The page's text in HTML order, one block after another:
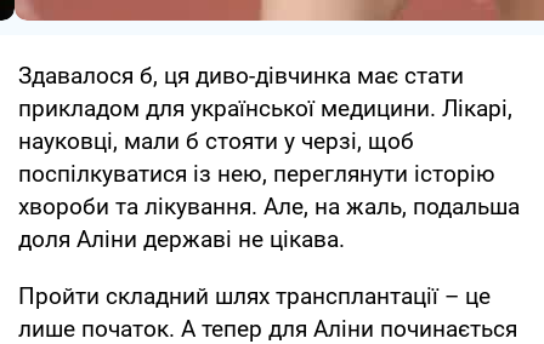
Здавалося б, ця диво-дівчинка має стати
прикладом для української медицини. Лікарі,
науковці, мали б стояти у черзі, щоб
поспілкуватися із нею, переглянути історію
хвороби та лікування. Але, на жаль, подальша
доля Аліни державі не цікава.
Пройти складний шлях трансплантації – це
лише початок. А тепер для Аліни починається